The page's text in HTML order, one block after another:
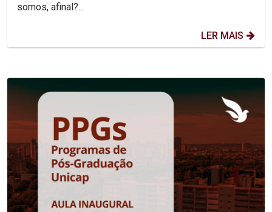
somos, afinal?...
LER MAIS